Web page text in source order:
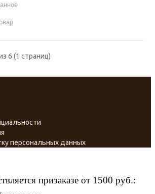
6 (1 страниц)
персональных данных
призаказе от 1500 руб.: